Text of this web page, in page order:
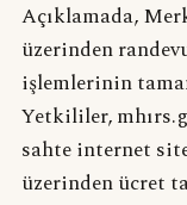
Açıklamada,
üzerinden
işlemlerinin
Yetkililer,
sahte internet
üzerinden ücret